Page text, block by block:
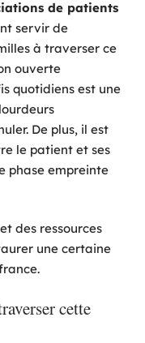
de patients
servir de
à traverser ce
ouverte
quotidiens est une
De plus, il est
le patient et ses
phase empreinte
des ressources
une certaine
cette